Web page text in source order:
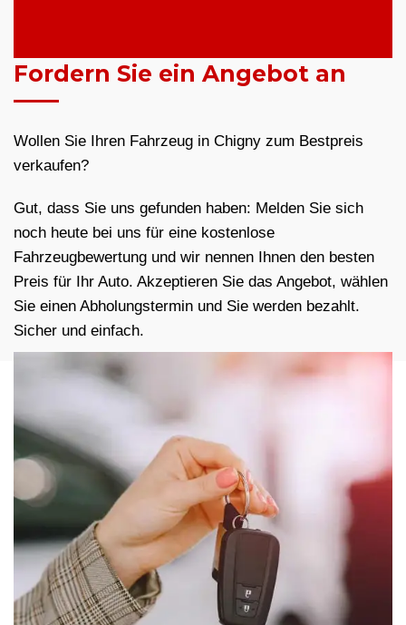
Fordern Sie ein Angebot an
Wollen Sie Ihren Fahrzeug in Chigny zum Bestpreis
verkaufen?
Gut, dass Sie uns gefunden haben: Melden Sie sich
noch heute bei uns für eine kostenlose
Fahrzeugbewertung und wir nennen Ihnen den besten
Preis für Ihr Auto. Akzeptieren Sie das Angebot, wählen
Sie einen Abholungstermin und Sie werden bezahlt.
Sicher und einfach.